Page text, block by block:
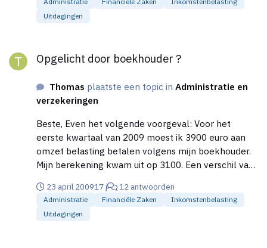
Tevens geven zo cursussen bij Snelstart, dat gaf aan
mij de doorslag omdat boekhoudpakket te gaan
Uitdagingen
Opgelicht door boekhouder ?
Thomas plaatste een topic inAdministratie en
verzekeringen
Beste, Even het volgende voorgeval: Voor het
eerste kwartaal van 2009 moest ik 3900 euro aan
omzet belasting betalen volgens mijn boekhouder.
Mijn berekening kwam uit op 3100. Een verschil van
uit eindelijk was het toch 3100 euro nadat de
boekhouder het nagerekend had. Nu mij de vraag:
Stel ik had 3900 euro aan de belasting betaald,
23 april 200917 j 12 antwoorden
Administratie Financiële Zaken
Inkomstenbelasting
Uitdagingen